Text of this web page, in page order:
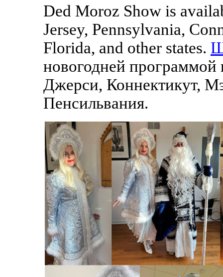
Ded Moroz Show is
Jersey, Pennsylvania,
Florida, and other states.
новогодней
Джерси, Коннектикут,
Пенсильвания.